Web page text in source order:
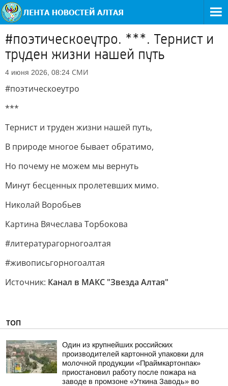
#поэтическоеутро. ***. Тернист и
труден жизни нашей путь
4 июня 2026, 08:24 СМИ
#поэтическоеутро
***
Тернист и труден жизни нашей путь,
В природе многое бывает обратимо,
Но почему не можем мы вернуть
Минут бесценных пролетевших мимо.
Николай Воробьев
Картина Вячеслава Торбокова
#литературагорногоалтая
#живописьгорногоалтая
Источник: Канал в МАКС "Звезда Алтая"
ТОП
Один из крупнейших российских
производителей картонной упаковки для
молочной продукции «Праймкартонпак»
приостановил работу после пожара на
заводе в промзоне «Уткина Заводь» во